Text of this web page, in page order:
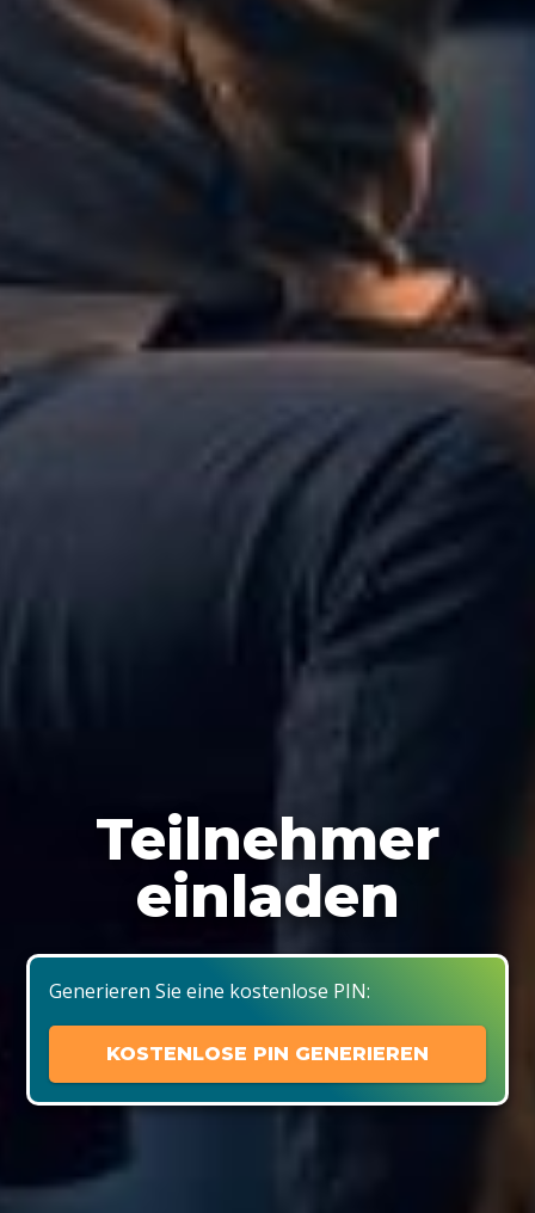
Teilnehmer
einladen
Generieren Sie eine kostenlose PIN:
KOSTENLOSE PIN GENERIEREN